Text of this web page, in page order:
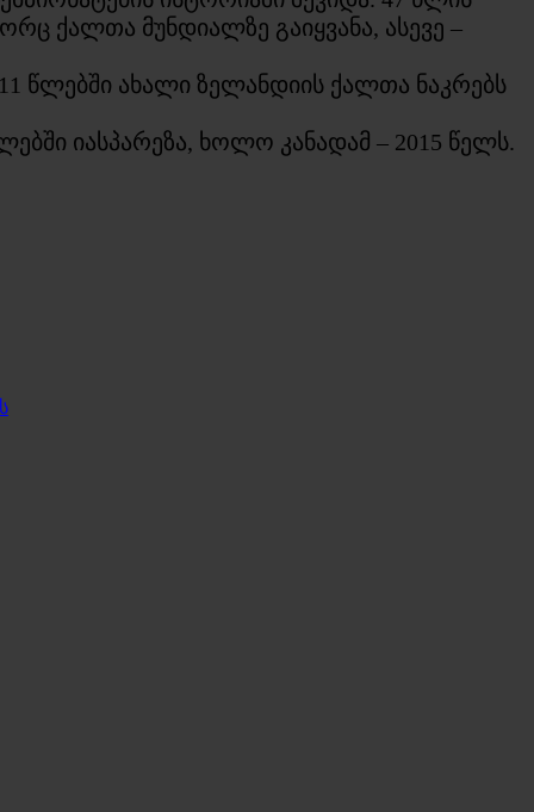
ქალთა მუნდიალზე გაიყვანა, ასევე –
წლებში ახალი ზელანდიის ქალთა ნაკრებს
იასპარეზა, ხოლო კანადამ – 2015 წელს.